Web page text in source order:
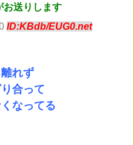
お送りします
ID:KBdb/EUG0.net
れず
合って
なってる